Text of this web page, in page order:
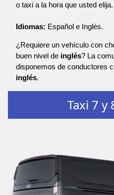
o taxi a la hora que usted elija.
Idiomas: Español e Inglés.
¿Requiere un vehículo con
buen nivel de inglés? La
disponemos de conductores
inglés.
Taxi 7 y